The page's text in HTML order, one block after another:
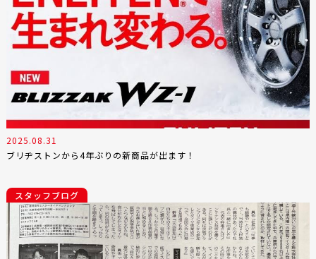
2025.08.31
ブリヂストンから4年ぶりの新商品が出ます！
スタッフブログ